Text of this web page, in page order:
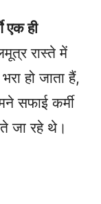
एक ही
रास्ते में
हो जाता हैं,
सफाई कर्मी
जा रहे थे।